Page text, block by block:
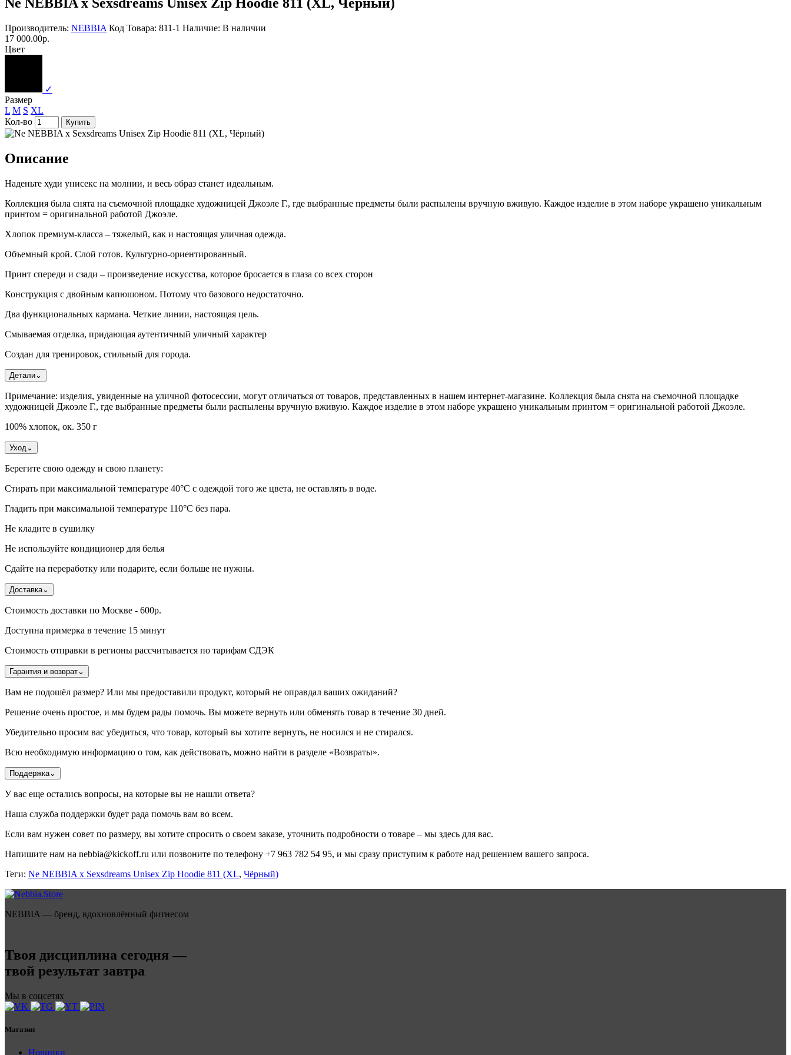
Ne NEBBIA x Sexsdreams Unisex Zip Hoodie 811 (XL, Чёрный)
Производитель: NEBBIA Код Товара: 811-1 Наличие: В наличии
17 000.00р.
Цвет
✓
Размер
L M S XL
Кол-во
Купить
Описание
Наденьте худи унисекс на молнии, и весь образ станет идеальным.
Коллекция была снята на съемочной площадке художницей Джоэле Г., где выбранные предметы были распылены вручную вживую. Каждое изделие в этом наборе украшено уникальным
принтом = оригинальной работой Джоэле.
Хлопок премиум-класса – тяжелый, как и настоящая уличная одежда.
Объемный крой. Слой готов. Культурно-ориентированный.
Принт спереди и сзади – произведение искусства, которое бросается в глаза со всех сторон
Конструкция с двойным капюшоном. Потому что базового недостаточно.
Два функциональных кармана. Четкие линии, настоящая цель.
Смываемая отделка, придающая аутентичный уличный характер
Создан для тренировок, стильный для города.
Детали⌄
Примечание: изделия, увиденные на уличной фотосессии, могут отличаться от товаров, представленных в нашем интернет-магазине. Коллекция была снята на съемочной площадке
художницей Джоэле Г., где выбранные предметы были распылены вручную вживую. Каждое изделие в этом наборе украшено уникальным принтом = оригинальной работой Джоэле.
100% хлопок, ок. 350 г
Уход⌄
Берегите свою одежду и свою планету:
Стирать при максимальной температуре 40°C с одеждой того же цвета, не оставлять в воде.
Гладить при максимальной температуре 110°С без пара.
Не кладите в сушилку
Не используйте кондиционер для белья
Сдайте на переработку или подарите, если больше не нужны.
Доставка⌄
Стоимость доставки по Москве - 600р.
Доступна примерка в течение 15 минут
Стоимость отправки в регионы рассчитывается по тарифам СДЭК
Гарантия и возврат⌄
Вам не подошёл размер? Или мы предоставили продукт, который не оправдал ваших ожиданий?
Решение очень простое, и мы будем рады помочь. Вы можете вернуть или обменять товар в течение 30 дней.
Убедительно просим вас убедиться, что товар, который вы хотите вернуть, не носился и не стирался.
Всю необходимую информацию о том, как действовать, можно найти в разделе «Возвраты».
Поддержка⌄
У вас еще остались вопросы, на которые вы не нашли ответа?
Наша служба поддержки будет рада помочь вам во всем.
Если вам нужен совет по размеру, вы хотите спросить о своем заказе, уточнить подробности о товаре – мы здесь для вас.
Напишите нам на nebbia@kickoff.ru или позвоните по телефону +7 963 782 54 95, и мы сразу приступим к работе над решением вашего запроса.
Теги: Ne NEBBIA x Sexsdreams Unisex Zip Hoodie 811 (XL, Чёрный)
NEBBIA — бренд, вдохновлённый фитнесом
Твоя дисциплина сегодня —
твой результат завтра
Мы в соцсетях
Магазин
Новинки